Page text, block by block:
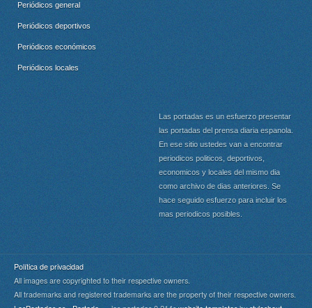
Periódicos general
Periódicos deportivos
Periódicos económicos
Periódicos locales
Las portadas es un esfuerzo presentar
las portadas del prensa diaria espanola.
En ese sitio ustedes van a encontrar
periodicos politicos, deportivos,
economicos y locales del mismo dia
como archivo de dias anteriores. Se
hace seguido esfuerzo para incluir los
mas periodicos posibles.
Política de privacidad
All images are copyrighted to their respective owners.
All trademarks and registered trademarks are the property of their respective owners.